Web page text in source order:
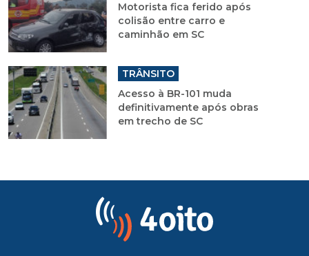
Motorista fica ferido após
colisão entre carro e
caminhão em SC
TRÂNSITO
Acesso à BR-101 muda
definitivamente após obras
em trecho de SC